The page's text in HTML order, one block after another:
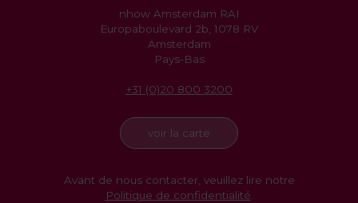
nhow Amsterdam RAI
Europaboulevard 2b, 1078 RV
Amsterdam
Pays-Bas
+31 (0)20 800 3200
voir la carte
Avant de nous contacter, veuillez lire notre
Politique de confidentialité